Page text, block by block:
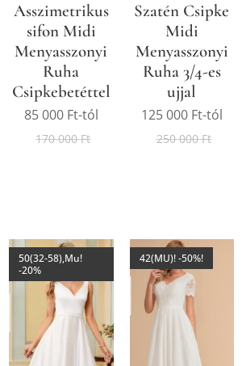
Asszimetrikus
sifon Midi
Menyasszonyi
Ruha
Csipkebetéttel
85 000Ft-tól
170 000Ft
Szatén Csipke
Midi
Menyasszonyi
Ruha 3/4-es
ujjal
125 000Ft-tól
250 000Ft
50(32-58),Mu!
-20%
42(MU)! -50%!